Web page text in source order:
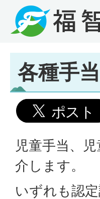
各種手当
児童手当、
介します。
いずれも認